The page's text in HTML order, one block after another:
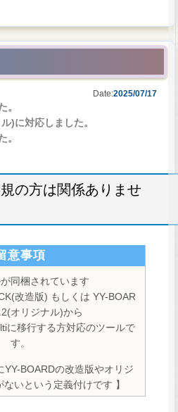
Date:2025/07/17
。
)に対応しました。
。
の方は関係ありませ
意事項
同梱されています
改造版) もしくは YY-BOAR
オリジナル)から
に移行する方対応のツールで
す。
BOARDの改造版やオリジ
いという定義付けです 】